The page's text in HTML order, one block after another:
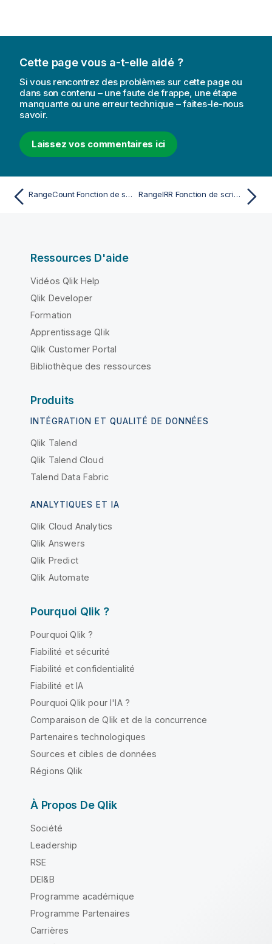
Cette page vous a-t-elle aidé ?
Si vous rencontrez des problèmes sur cette page ou
dans son contenu – une faute de frappe, une étape
manquante ou une erreur technique – faites-le-nous
savoir.
Laissez vos commentaires ici
RangeCount Fonction de script et de graphique RangeIRR Fonction de script et de graphique
Ressources D'aide
Vidéos Qlik Help
Qlik Developer
Formation
Apprentissage Qlik
Qlik Customer Portal
Bibliothèque des ressources
Produits
INTÉGRATION ET QUALITÉ DE DONNÉES
Qlik Talend
Qlik Talend Cloud
Talend Data Fabric
ANALYTIQUES ET IA
Qlik Cloud Analytics
Qlik Answers
Qlik Predict
Qlik Automate
Pourquoi Qlik ?
Pourquoi Qlik ?
Fiabilité et sécurité
Fiabilité et confidentialité
Fiabilité et IA
Pourquoi Qlik pour l'IA ?
Comparaison de Qlik et de la concurrence
Partenaires technologiques
Sources et cibles de données
Régions Qlik
À Propos De Qlik
Société
Leadership
RSE
DEI&B
Programme académique
Programme Partenaires
Carrières